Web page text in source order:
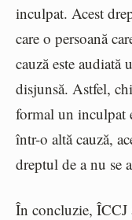
inculpat. Acest
care o persoană
cauză este audiată
disjunsă. Astfel,
formal un inculpat
într-o altă cauză,
dreptul de a nu se
În concluzie, ÎCCJ